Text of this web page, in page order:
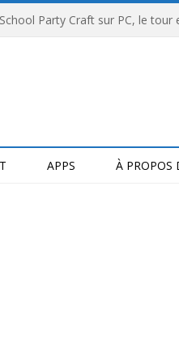
Party Craft sur PC, le tour
APPS À PROPOS